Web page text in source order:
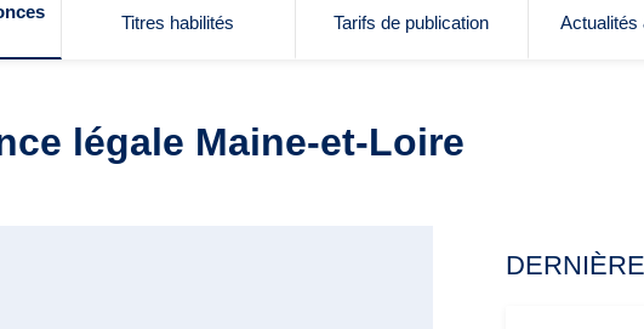
Titres habilités Tarifs de publication Actualités
légale Maine-et-Loire